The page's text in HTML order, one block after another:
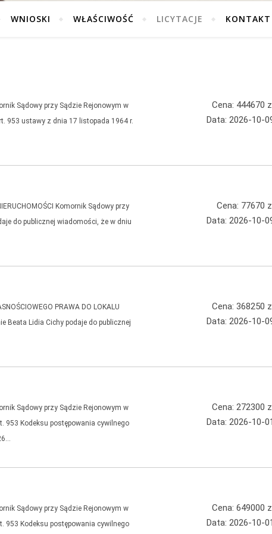
WNIOSKI WŁAŚCIWOŚĆ LICYTACJE KONTAKT
Sądowy przy Sądzie Rejonowym w
953 ustawy z dnia 17 listopada 1964 r.
Cena: 444670
Data: 2026-10-
Komornik Sądowy przy
do publicznej wiadomości, że w dniu
Cena: 77670
Data: 2026-10-
PRAWA DO LOKALU
Beata Lidia Cichy podaje do publicznej
Cena: 368250
Data: 2026-10-
Sądowy przy Sądzie Rejonowym w
953 Kodeksu postępowania cywilnego
Cena: 272300
Data: 2026-10-01
Sądowy przy Sądzie Rejonowym w
953 Kodeksu postępowania cywilnego
Cena: 649000
Data: 2026-10-01